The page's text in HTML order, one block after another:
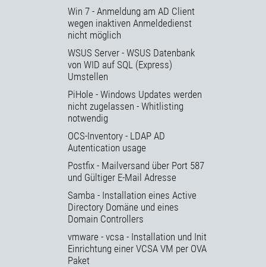
Win 7 - Anmeldung am AD Client
wegen inaktiven Anmeldedienst
nicht möglich
WSUS Server - WSUS Datenbank
von WID auf SQL (Express)
Umstellen
PiHole - Windows Updates werden
nicht zugelassen - Whitlisting
notwendig
OCS-Inventory - LDAP AD
Autentication usage
Postfix - Mailversand über Port 587
und Gültiger E-Mail Adresse
Samba - Installation eines Active
Directory Domäne und eines
Domain Controllers
vmware - vcsa - Installation und Init
Einrichtung einer VCSA VM per OVA
Paket